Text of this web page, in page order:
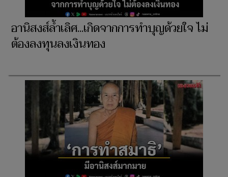
อานิสงส์ล้ำเลิศ...เกิดจากการทำบุญด้วยใจ ไม่
ต้องลงทุนลงเงินทอง